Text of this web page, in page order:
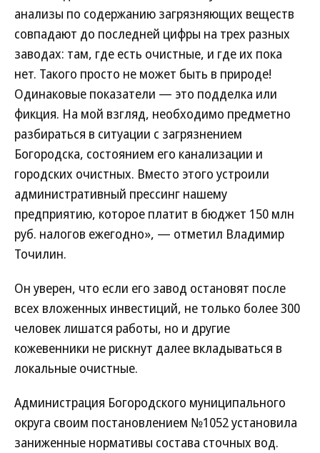
анализы по содержанию загрязняющих веществ
совпадают до последней цифры на трех разных
заводах: там, где есть очистные, и где их пока
нет. Такого просто не может быть в природе!
Одинаковые показатели — это подделка или
фикция. На мой взгляд, необходимо предметно
разбираться в ситуации с загрязнением
Богородска, состоянием его канализации и
городских очистных. Вместо этого устроили
административный прессинг нашему
предприятию, которое платит в бюджет 150 млн
руб. налогов ежегодно», — отметил Владимир
Точилин.
Он уверен, что если его завод остановят после
всех вложенных инвестиций, не только более 300
человек лишатся работы, но и другие
кожевенники не рискнут далее вкладываться в
локальные очистные.
Администрация Богородского муниципального
округа своим постановлением №1052 установила
заниженные нормативы состава сточных вод.